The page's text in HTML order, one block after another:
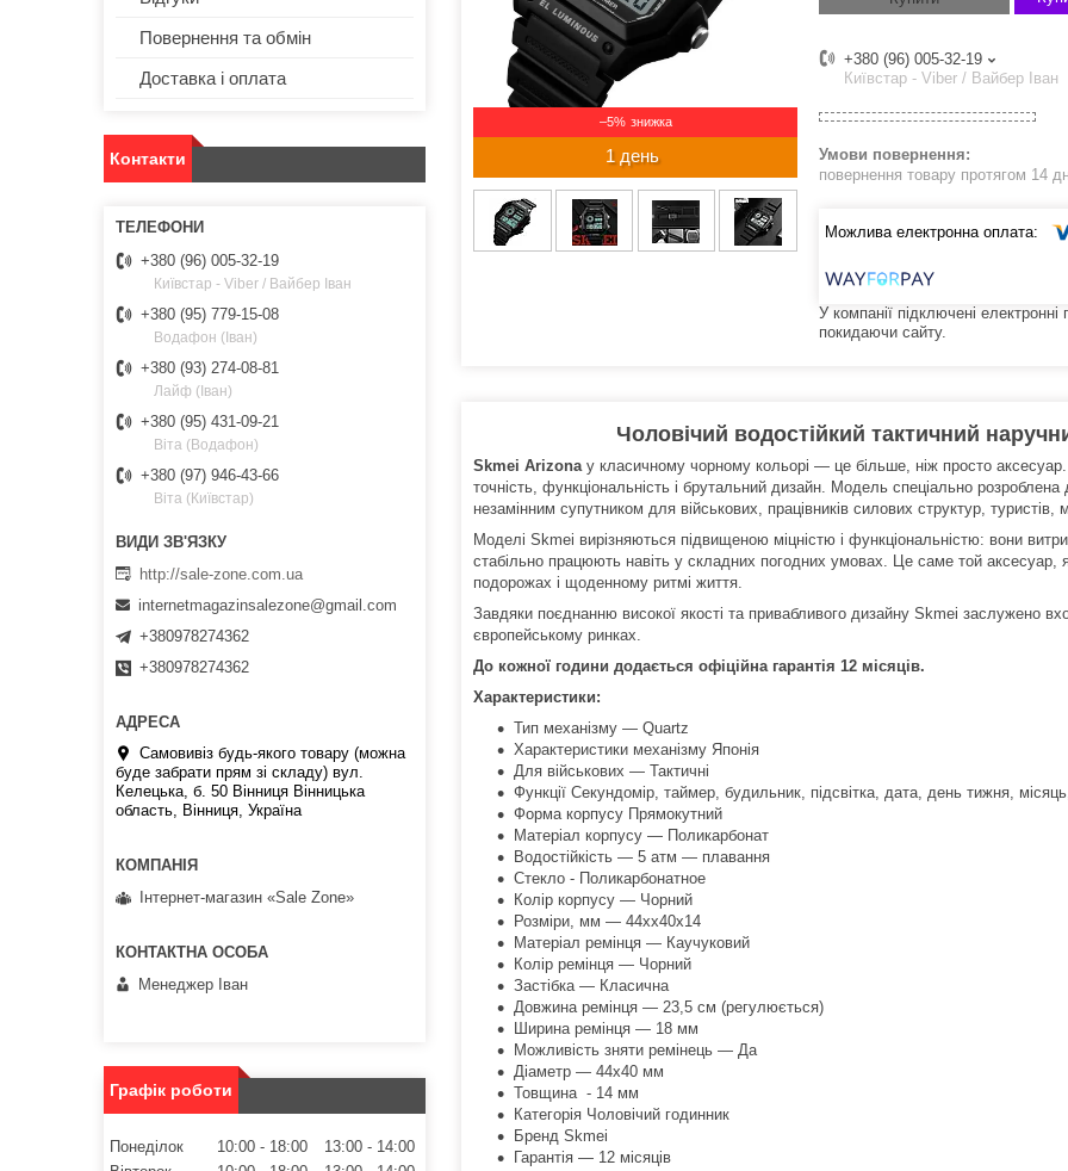
–5%
1 день
+380 (96) 005-32-19
Київстар - Viber / Вайбер Іван
повернення товару протягом 14
У компанії підключені
покидаючи сайту.
Чоловічий водостійкий тактичний
Skmei Arizonaу класичному чорному кольорі — це більше, ніж просто аксесуар.
точність, функціональність і брутальний дизайн. Модель спеціально
незамінним супутником для військових, працівників силових структур, туристів,
Моделі Skmei вирізняються підвищеною міцністю і функціональністю: вони
стабільно працюють навіть у складних погодних умовах. Це саме той аксесуар,
подорожах і щоденному ритмі життя.
Завдяки поєднанню високої якості та привабливого дизайну Skmei заслужено
європейському ринках.
До кожної години додається офіційна гарантія 12 місяців.
Характеристики:
Тип механізму — Quartz
Характеристики механізму Японія
Для військових — Тактичні
Функції Секундомір, таймер, будильник, підсвітка, дата, день тижня,
Форма корпусу Прямокутний
Матеріал корпусу — Поликарбонат
Водостійкість — 5 атм — плавання
Стекло - Поликарбонатное
Колір корпусу — Чорний
Розміри, мм — 44хх40х14
Матеріал ремінця — Каучуковий
Колір ремінця — Чорний
Застібка — Класична
Довжина ремінця — 23,5 см (регулюється)
Ширина ремінця — 18 мм
Можливість зняти ремінець — Да
Діаметр — 44х40 мм
Товщина - 14 мм
Категорія Чоловічий годинник
Бренд Skmei
Гарантія — 12 місяців
Повернення та обмін
Доставка і оплата
Контакти
+380 (96) 005-32-19
Київстар - Viber / Вайбер Іван
+380 (95) 779-15-08
Водафон (Іван)
+380 (93) 274-08-81
Лайф (Іван)
+380 (95) 431-09-21
Віта (Водафон)
+380 (97) 946-43-66
Віта (Київстар)
http://sale-zone.com.ua
internetmagazinsalezone@gmail.com
+380978274362
+380978274362
Самовивіз будь-якого товару (можна
буде забрати прям зі складу) вул.
Келецька, б. 50 Вінниця Вінницька
область, Вінниця, Україна
Інтернет-магазин «Sale Zone»
Менеджер Іван
Графік роботи
Понеділок 10:00 18:00 13:00
14:00